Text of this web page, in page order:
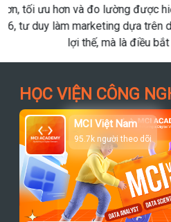
năm
HỌC VIỆN CÔNG
MCI Việt Nam
95.7k người theo dõi
Theo dõi trang